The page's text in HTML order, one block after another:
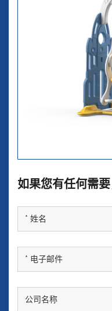
如果您有任何需要